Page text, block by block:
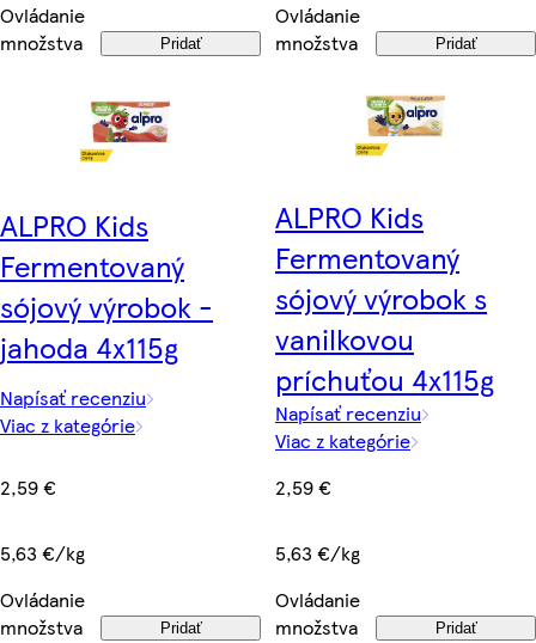
Ovládanie
množstva
Pridať
Ovládanie
množstva
Pridať
ALPRO Kids
Fermentovaný
sójový výrobok -
jahoda 4x115g
Napísať recenziu
Viac z kategórie
2,59 €
5,63 €/kg
Ovládanie
množstva
Pridať
ALPRO Kids
Fermentovaný
sójový výrobok s
vanilkovou
príchuťou 4x115g
Napísať recenziu
Viac z kategórie
2,59 €
5,63 €/kg
Ovládanie
množstva
Pridať